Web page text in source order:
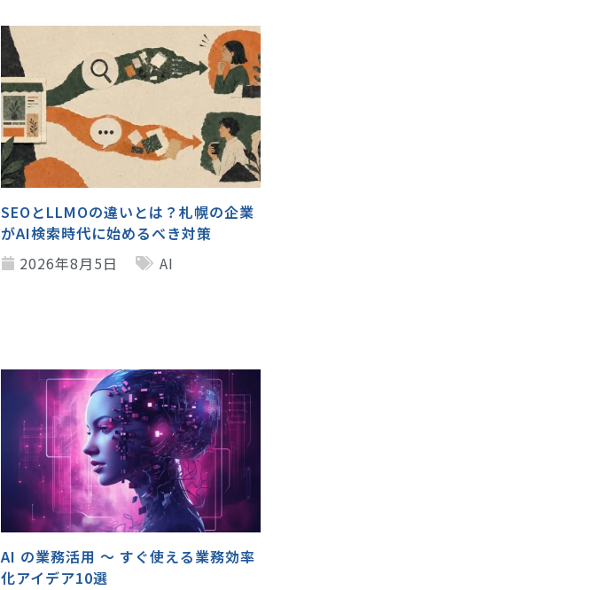
SEOとLLMOの違いとは？札幌の企業
がAI検索時代に始めるべき対策
2026年8月5日
AI
AI の業務活用 ～ すぐ使える業務効率
化アイデア10選